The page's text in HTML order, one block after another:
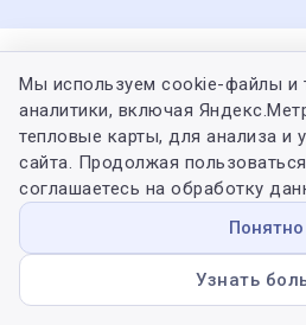
Мы используем cookie-файлы и
аналитики, включая
тепловые карты, для анализа и
сайта. Продолжая
соглашаетесь на обработку
Понятно
Узнать